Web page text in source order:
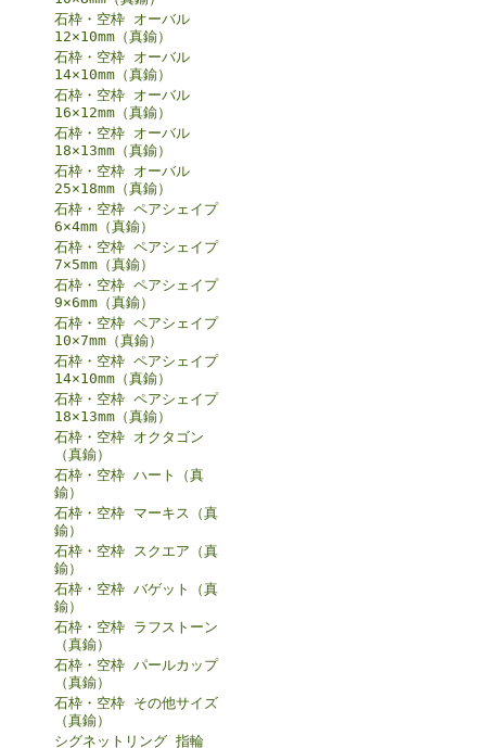
石枠・空枠 オーバル
12×10mm（真鍮）
石枠・空枠 オーバル
14×10mm（真鍮）
石枠・空枠 オーバル
16×12mm（真鍮）
石枠・空枠 オーバル
18×13mm（真鍮）
石枠・空枠 オーバル
25×18mm（真鍮）
石枠・空枠 ペアシェイプ
6×4mm（真鍮）
石枠・空枠 ペアシェイプ
7×5mm（真鍮）
石枠・空枠 ペアシェイプ
9×6mm（真鍮）
石枠・空枠 ペアシェイプ
10×7mm（真鍮）
石枠・空枠 ペアシェイプ
14×10mm（真鍮）
石枠・空枠 ペアシェイプ
18×13mm（真鍮）
石枠・空枠 オクタゴン
（真鍮）
石枠・空枠 ハート（真
鍮）
石枠・空枠 マーキス（真
鍮）
石枠・空枠 スクエア（真
鍮）
石枠・空枠 バゲット（真
鍮）
石枠・空枠 ラフストーン
（真鍮）
石枠・空枠 パールカップ
（真鍮）
石枠・空枠 その他サイズ
（真鍮）
シグネットリング 指輪